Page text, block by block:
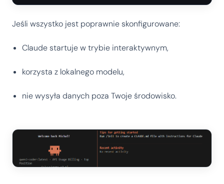
Jeśli wszystko jest poprawnie skonfigurowane:
Claude startuje w trybie interaktywnym,
korzysta z lokalnego modelu,
nie wysyła danych poza Twoje środowisko.